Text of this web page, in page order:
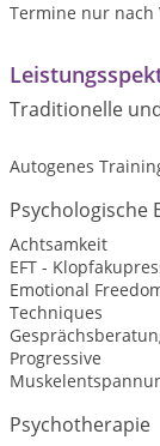
Termine nur nach
Traditionelle
Autogenes
Psychologische
Achtsamkeit
EFT -
Emotional
Techniques
Progressive
Psychotherapie